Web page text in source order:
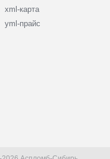
xml-карта
yml-прайс